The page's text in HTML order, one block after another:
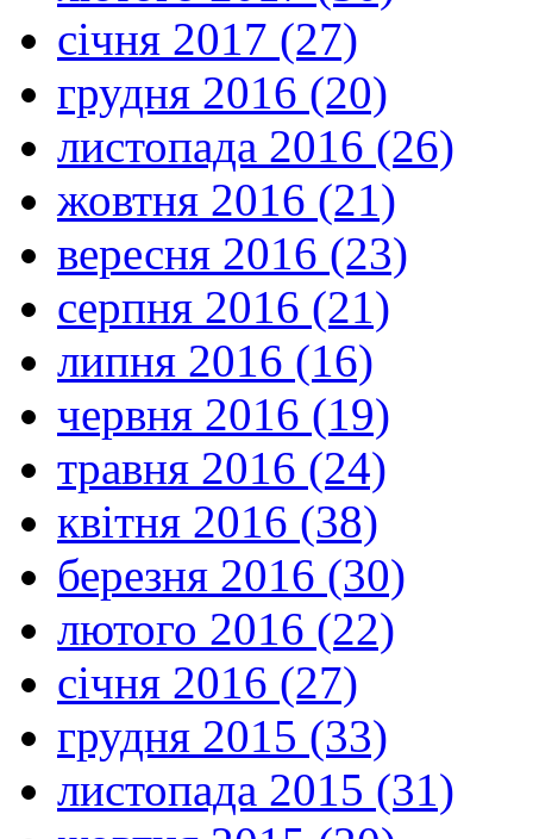
січня 2017 (27)
грудня 2016 (20)
листопада 2016 (26)
жовтня 2016 (21)
вересня 2016 (23)
серпня 2016 (21)
липня 2016 (16)
червня 2016 (19)
травня 2016 (24)
квітня 2016 (38)
березня 2016 (30)
лютого 2016 (22)
січня 2016 (27)
грудня 2015 (33)
листопада 2015 (31)